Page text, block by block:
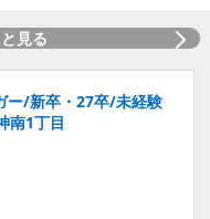
見る
ー/新卒・27卒/未経験
南1丁目